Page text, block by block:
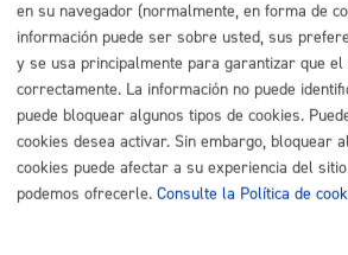
Artículo 25.2.a) de la Ley 7/1985, de 2 de
Régimen Local. - Ley 2/2006, de 30 de
urbanismo. -Real Decreto Legislativo 7/
por el que se aprueba el texto refundido
Rehabilitación Urbana. - Real Decreto
octubre, por el que se establecen
seguridad y de salud en las obras de
en su navegador (normalmente, en forma de
información puede ser sobre usted, sus
y se usa principalmente para garantizar que el
correctamente. La información no puede
puede bloquear algunos tipos de cookies.
cookies desea activar. Sin embargo, bloquear
cookies puede afectar a su experiencia del
podemos ofrecerle. Consulte la Política de